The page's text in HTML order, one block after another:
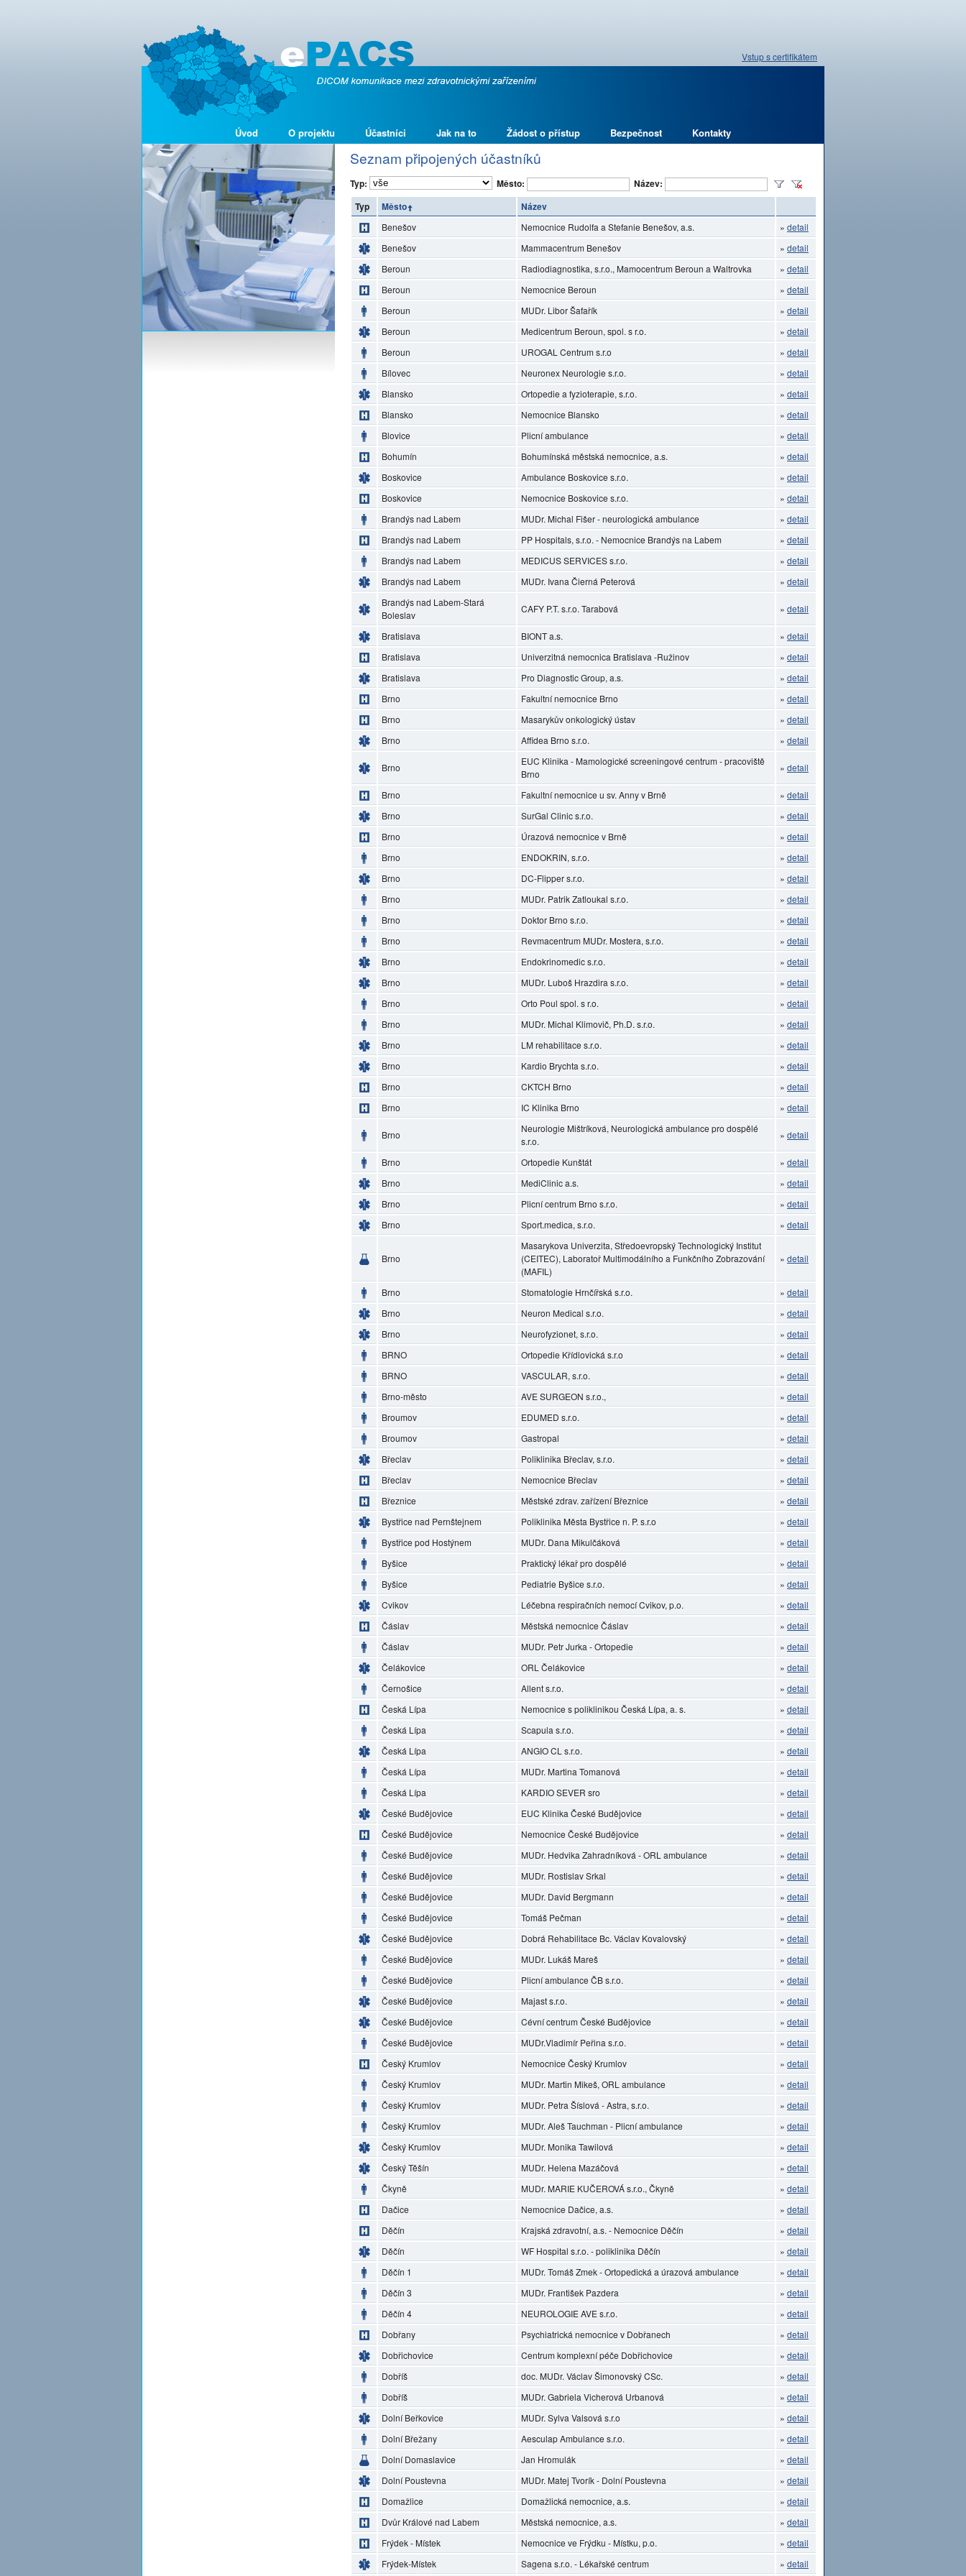
Vstup s certifikátem
Úvod O projektu Účastníci Jak na to Žádost o přístup Bezpečnost Kontakty
Seznam připojených účastníků
Typ: Město:
Název:
Typ
Město Název
Benešov Nemocnice Rudolfa a Stefanie Benešov, a.s. » detail
Benešov
Mammacentrum Benešov » detail
Beroun
Radiodiagnostika, s.r.o., Mamocentrum Beroun a Waltrovka » detail
Beroun
Nemocnice Beroun » detail
Beroun
MUDr. Libor Šafařík » detail
Beroun
Medicentrum Beroun, spol. s r.o. » detail
Beroun
UROGAL Centrum s.r.o » detail
Bílovec
Neuronex Neurologie s.r.o. » detail
Blansko
Ortopedie a fyzioterapie, s.r.o. » detail
Blansko
Nemocnice Blansko » detail
Blovice
Plicní ambulance » detail
Bohumín
Bohumínská městská nemocnice, a.s. » detail
Boskovice
Ambulance Boskovice s.r.o. » detail
Boskovice
Nemocnice Boskovice s.r.o. » detail
Brandýs nad Labem
MUDr. Michal Fišer - neurologická ambulance » detail
Brandýs nad Labem
PP Hospitals, s.r.o. - Nemocnice Brandýs na Labem » detail
Brandýs nad Labem
MEDICUS SERVICES s.r.o. » detail
Brandýs nad Labem
MUDr. Ivana Čierná Peterová » detail
Brandýs nad Labem-Stará
Boleslav
CAFY P.T. s.r.o. Tarabová » detail
Bratislava BIONT a.s. » detail
Bratislava
Univerzitná nemocnica Bratislava -Ružinov » detail
Bratislava
Pro Diagnostic Group, a.s. » detail
Brno
Fakultní nemocnice Brno » detail
Brno
Masarykův onkologický ústav » detail
Brno
Affidea Brno s.r.o. » detail
Brno
EUC Klinika - Mamologické screeningové centrum - pracoviště
Brno
» detail
Brno Fakultní nemocnice u sv. Anny v Brně » detail
Brno
SurGal Clinic s.r.o. » detail
Brno
Úrazová nemocnice v Brně » detail
Brno
ENDOKRIN, s.r.o. » detail
Brno
DC-Flipper s.r.o. » detail
Brno
MUDr. Patrik Zatloukal s.r.o. » detail
Brno
Doktor Brno s.r.o. » detail
Brno
Revmacentrum MUDr. Mostera, s.r.o. » detail
Brno
Endokrinomedic s.r.o. » detail
Brno
MUDr. Luboš Hrazdira s.r.o. » detail
Brno
Orto Poul spol. s r.o. » detail
Brno
MUDr. Michal Klimovič, Ph.D. s.r.o. » detail
Brno
LM rehabilitace s.r.o. » detail
Brno
Kardio Brychta s.r.o. » detail
Brno
CKTCH Brno » detail
Brno
IC Klinika Brno » detail
Brno
Neurologie Mištríková, Neurologická ambulance pro dospělé
s.r.o.
» detail
Brno Ortopedie Kunštát » detail
Brno
MediClinic a.s. » detail
Brno
Plicní centrum Brno s.r.o. » detail
Brno
Sport.medica, s.r.o. » detail
Brno
Masarykova Univerzita, Středoevropský Technologický Institut
(CEITEC), Laboratoř Multimodálního a Funkčního Zobrazování
(MAFIL)
» detail
Brno Stomatologie Hrnčířská s.r.o. » detail
Brno
Neuron Medical s.r.o. » detail
Brno
Neurofyzionet, s.r.o. » detail
BRNO
Ortopedie Křídlovická s.r.o » detail
BRNO
VASCULAR, s.r.o. » detail
Brno-město
AVE SURGEON s.r.o., » detail
Broumov
EDUMED s.r.o. » detail
Broumov
Gastropal » detail
Břeclav
Poliklinika Břeclav, s.r.o. » detail
Břeclav
Nemocnice Břeclav » detail
Březnice
Městské zdrav. zařízení Březnice » detail
Bystřice nad Pernštejnem
Poliklinika Města Bystřice n. P. s.r.o » detail
Bystřice pod Hostýnem
MUDr. Dana Mikulčáková » detail
Byšice
Praktický lékař pro dospělé » detail
Byšice
Pediatrie Byšice s.r.o. » detail
Cvikov
Léčebna respiračních nemocí Cvikov, p.o. » detail
Čáslav
Městská nemocnice Čáslav » detail
Čáslav
MUDr. Petr Jurka - Ortopedie » detail
Čelákovice
ORL Čelákovice » detail
Černošice
Allent s.r.o. » detail
Česká Lípa
Nemocnice s poliklinikou Česká Lípa, a. s. » detail
Česká Lípa
Scapula s.r.o. » detail
Česká Lípa
ANGIO CL s.r.o. » detail
Česká Lípa
MUDr. Martina Tomanová » detail
Česká Lípa
KARDIO SEVER sro » detail
České Budějovice
EUC Klinika České Budějovice » detail
České Budějovice
Nemocnice České Budějovice » detail
České Budějovice
MUDr. Hedvika Zahradníková - ORL ambulance » detail
České Budějovice
MUDr. Rostislav Srkal » detail
České Budějovice
MUDr. David Bergmann » detail
České Budějovice
Tomáš Pečman » detail
České Budějovice
Dobrá Rehabilitace Bc. Václav Kovalovský » detail
České Budějovice
MUDr. Lukáš Mareš » detail
České Budějovice
Plicní ambulance ČB s.r.o. » detail
České Budějovice
Majast s.r.o. » detail
České Budějovice
Cévní centrum České Budějovice » detail
České Budějovice
MUDr.Vladimír Peřina s.r.o. » detail
Český Krumlov
Nemocnice Český Krumlov » detail
Český Krumlov
MUDr. Martin Mikeš, ORL ambulance » detail
Český Krumlov
MUDr. Petra Šíslová - Astra, s.r.o. » detail
Český Krumlov
MUDr. Aleš Tauchman - Plicní ambulance » detail
Český Krumlov
MUDr. Monika Tawilová » detail
Český Těšín
MUDr. Helena Mazáčová » detail
Čkyně
MUDr. MARIE KUČEROVÁ s.r.o., Čkyně » detail
Dačice
Nemocnice Dačice, a.s. » detail
Děčín
Krajská zdravotní, a.s. - Nemocnice Děčín » detail
Děčín
WF Hospital s.r.o. - poliklinika Děčín » detail
Děčín 1
MUDr. Tomáš Zmek - Ortopedická a úrazová ambulance » detail
Děčín 3
MUDr. František Pazdera » detail
Děčín 4
NEUROLOGIE AVE s.r.o. » detail
Dobřany
Psychiatrická nemocnice v Dobřanech » detail
Dobřichovice
Centrum komplexní péče Dobřichovice » detail
Dobříš
doc. MUDr. Václav Šimonovský CSc. » detail
Dobříš
MUDr. Gabriela Vicherová Urbanová » detail
Dolní Beřkovice
MUDr. Sylva Valsová s.r.o » detail
Dolní Břežany
Aesculap Ambulance s.r.o. » detail
Dolní Domaslavice
Jan Hromulák » detail
Dolní Poustevna
MUDr. Matej Tvorík - Dolní Poustevna » detail
Domažlice
Domažlická nemocnice, a.s. » detail
Dvůr Králové nad Labem
Městská nemocnice, a.s. » detail
Frýdek - Místek
Nemocnice ve Frýdku - Místku, p.o. » detail
Frýdek-Místek
Sagena s.r.o. - Lékařské centrum » detail